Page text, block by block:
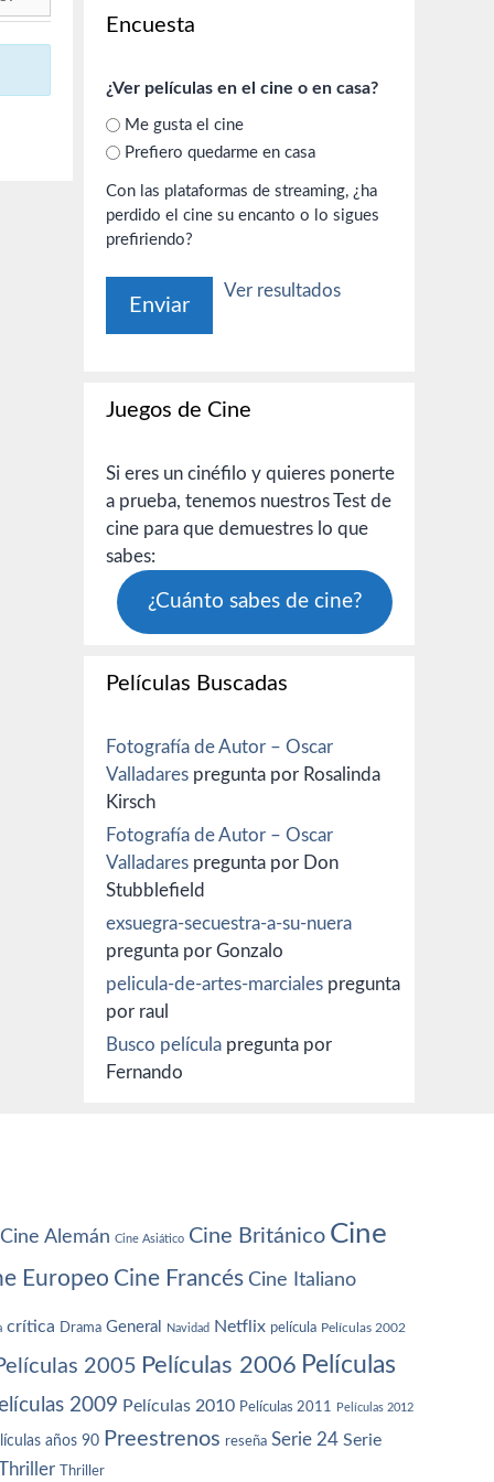
Encuesta
¿Ver películas en el cine o en casa?
Me gusta el cine
Prefiero quedarme en casa
Con las plataformas de streaming, ¿ha
perdido el cine su encanto o lo sigues
prefiriendo?
Ver resultados
Juegos de Cine
Si eres un cinéfilo y quieres ponerte
a prueba, tenemos nuestros Test de
cine para que demuestres lo que
sabes:
¿Cuánto sabes de cine?
Películas Buscadas
Fotografía de Autor – Oscar
Valladares pregunta por Rosalinda
Kirsch
Fotografía de Autor – Oscar
Valladares pregunta por Don
Stubblefield
exsuegra-secuestra-a-su-nuera
pregunta por Gonzalo
pelicula-de-artes-marciales pregunta
por raul
Busco película pregunta por
Fernando
Cine Alemán Cine Asiático Cine Británico Cine
Europeo Cine Francés Cine Italiano
crítica Drama General Navidad Netflix película Películas 2002
2005 Películas 2006 Películas
2009 Películas 2010 Películas 2011 Películas 2012
años 90 Preestrenos reseña Serie 24 Serie
Thriller